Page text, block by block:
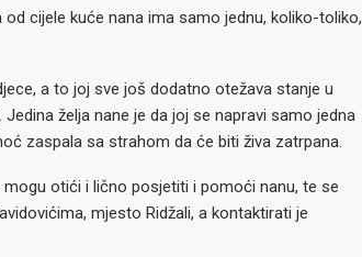
cijele kuće nana ima samo jednu, koliko-toliko,
a to joj sve još dodatno otežava stanje u
želja nane je da joj se napravi samo jedna
zaspala sa strahom da će biti živa zatrpana.
otići i lično posjetiti i pomoći nanu, te se
mjesto Ridžali, a kontaktirati je